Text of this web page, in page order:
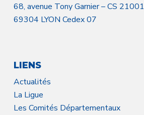
68, avenue Tony Garnier – CS 21001
69304 LYON Cedex 07
LIENS
Actualités
La Ligue
Les Comités Départementaux